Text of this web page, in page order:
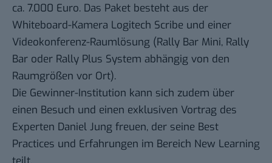
ca. 7.000 Euro. Das Paket besteht aus der
Whiteboard-Kamera Logitech Scribe und einer
Videokonferenz-Raumlösung (Rally Bar Mini, Rally
Bar oder Rally Plus System abhängig von den
Raumgrößen vor Ort).
Die Gewinner-Institution kann sich zudem über
einen Besuch und einen exklusiven Vortrag des
Experten Daniel Jung freuen, der seine Best
Practices und Erfahrungen im Bereich New Learning